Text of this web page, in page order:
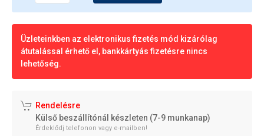
Üzleteinkben az elektronikus fizetés mód kizárólag
átutalással érhető el, bankkártyás fizetésre nincs
lehetőség.
Rendelésre
Külső beszállítónál készleten (7-9 munkanap)
Érdeklődj telefonon vagy e-mailben!